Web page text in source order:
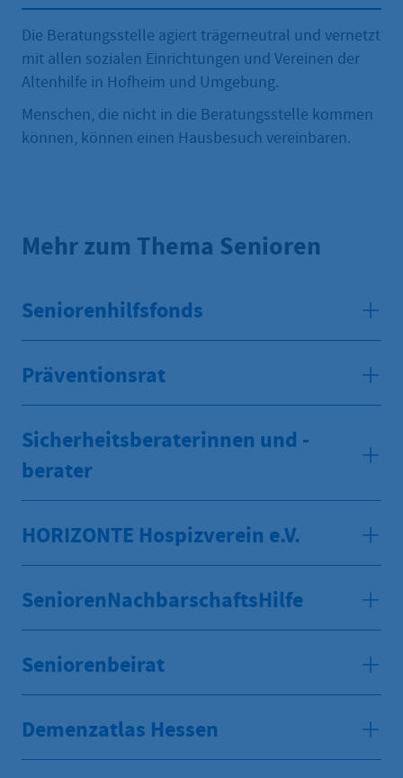
Die Beratungsstelle agiert trägerneutral und vernetzt
mit allen sozialen Einrichtungen und Vereinen der
Altenhilfe in Hofheim und Umgebung.
Menschen, die nicht in die Beratungsstelle kommen
können, können einen Hausbesuch vereinbaren.
Mehr zum Thema Senioren
Seniorenhilfsfonds
Präventionsrat
Sicherheitsberaterinnen und -
berater
HORIZONTE Hospizverein e.V.
SeniorenNachbarschaftsHilfe
Seniorenbeirat
Demenzatlas Hessen